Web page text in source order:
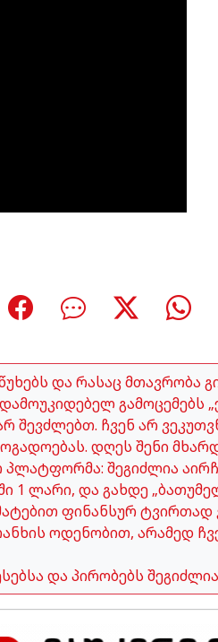
და რასაც მთავრობა
გამოცემებს
შევძლებთ. ჩვენ არ
დღეს შენი
შეგიძლია
1 ლარი, და გახდე
ფინანსურ ტვირთად
ოდენობით, არამედ
და პირობებს